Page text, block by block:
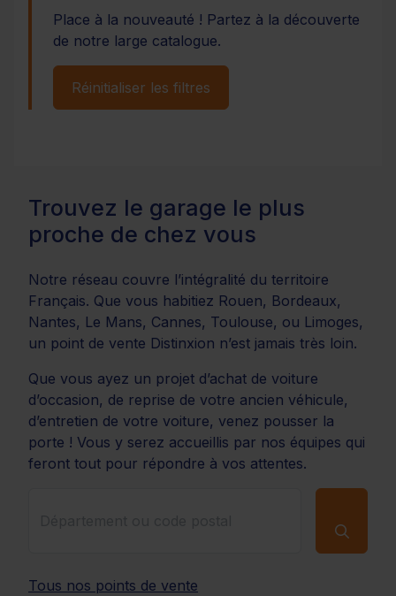
Place à la nouveauté ! Partez à la découverte
de notre large catalogue.
Réinitialiser les filtres
Trouvez le garage le plus
proche de chez vous
Notre réseau couvre l’intégralité du territoire
Français. Que vous habitiez Rouen, Bordeaux,
Nantes, Le Mans, Cannes, Toulouse, ou Limoges,
un point de vente Distinxion n’est jamais très loin.
Que vous ayez un projet d’achat de voiture
d’occasion, de reprise de votre ancien véhicule,
d’entretien de votre voiture, venez pousser la
porte ! Vous y serez accueillis par nos équipes qui
feront tout pour répondre à vos attentes.
Tous nos points de vente